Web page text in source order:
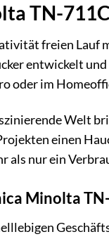
TN-
freien Lauf
entwickelt und
oder im
Welt
einen
als nur ein
Minolta